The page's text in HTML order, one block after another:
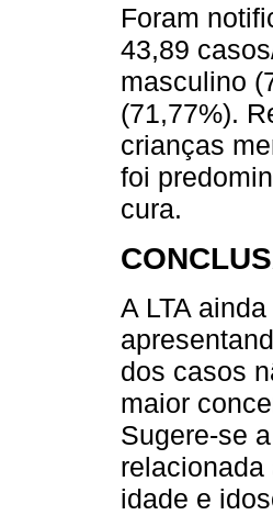
Foram
43,89
masculino
(71,77%).
crianças
foi
cura.
A LTA
dos casos
maior
Sugere-se
idade e